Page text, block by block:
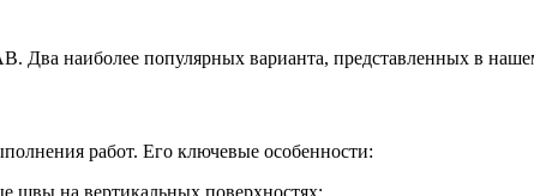
Два наиболее популярных варианта, представленных в
работ. Его ключевые особенности:
швы на вертикальных поверхностях;